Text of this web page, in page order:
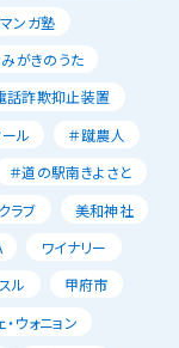
ンガ塾
がきのうた
話詐欺抑止装置
ル
＃蹴農人
＃道の駅南きよさと
クラブ
美和神社
ワイナリー
ル
甲府市
・ウォニョン